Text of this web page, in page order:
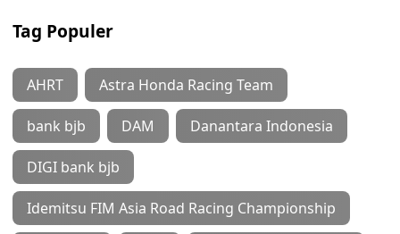
Tag Populer
AHRT Astra Honda Racing Team
bank bjb DAM Danantara Indonesia
DIGI bank bjb
Idemitsu FIM Asia Road Racing Championship